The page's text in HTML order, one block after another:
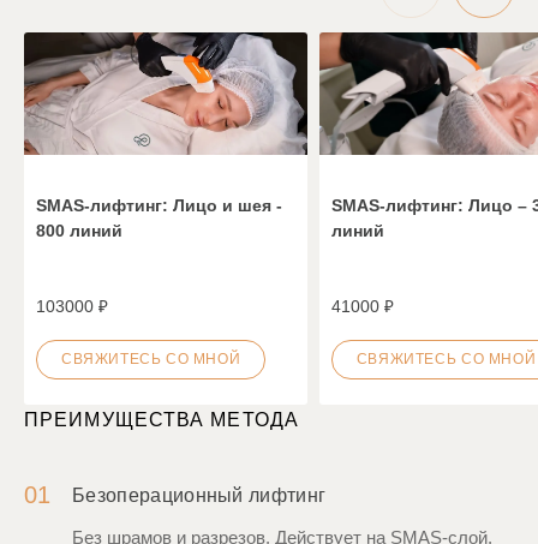
SMAS-лифтинг: Лицо и шея -
800 линий
103000 ₽
СВЯЖИТЕСЬ СО МНОЙ
SMAS-лифтинг: Лицо –
линий
41000 ₽
СВЯЖИТЕСЬ СО МНОЙ
ПРЕИМУЩЕСТВА МЕТОДА
01 Безоперационный лифтинг
Без шрамов и разрезов. Действует на SMAS-слой,